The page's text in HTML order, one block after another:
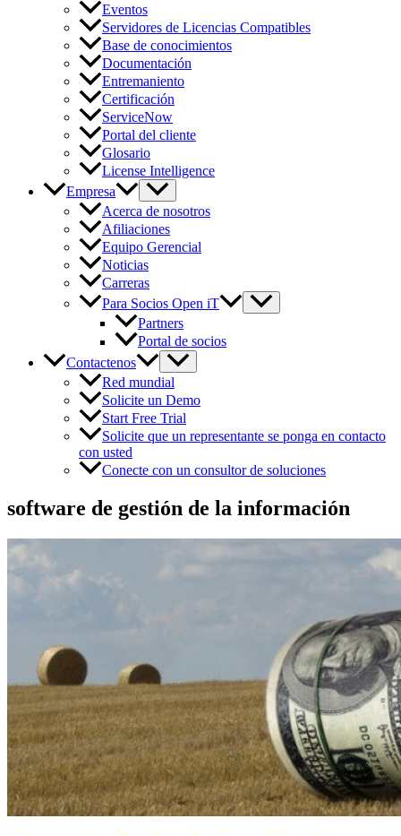
Eventos
Servidores de Licencias Compatibles
Base de conocimientos
Documentación
Entremaniento
Certificación
ServiceNow
Portal del cliente
Glosario
License Intelligence
Empresa
Acerca de nosotros
Afiliaciones
Equipo Gerencial
Noticias
Carreras
Para Socios Open iT
Partners
Portal de socios
Contactenos
Red mundial
Solicite un Demo
Start Free Trial
Solicite que un representante se ponga en contacto
con usted
Conecte con un consultor de soluciones
software de gestión de la información